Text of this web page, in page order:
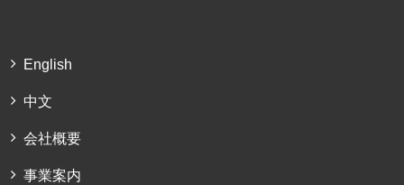
English
中文
会社概要
事業案内